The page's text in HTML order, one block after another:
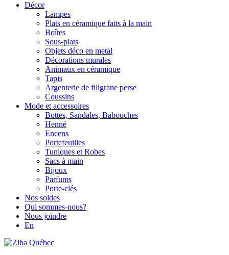
Décor
Lampes
Plats en céramique faits à la main
Boîtes
Sous-plats
Objets déco en metal
Décorations murales
Animaux en céramique
Tapis
Argenterie de filigrane perse
Coussins
Mode et accessoires
Bottes, Sandales, Babouches
Henné
Encens
Portefeuilles
Tuniques et Robes
Sacs à main
Bijoux
Parfums
Porte-clés
Nos soldes
Qui sommes-nous?
Nous joindre
En